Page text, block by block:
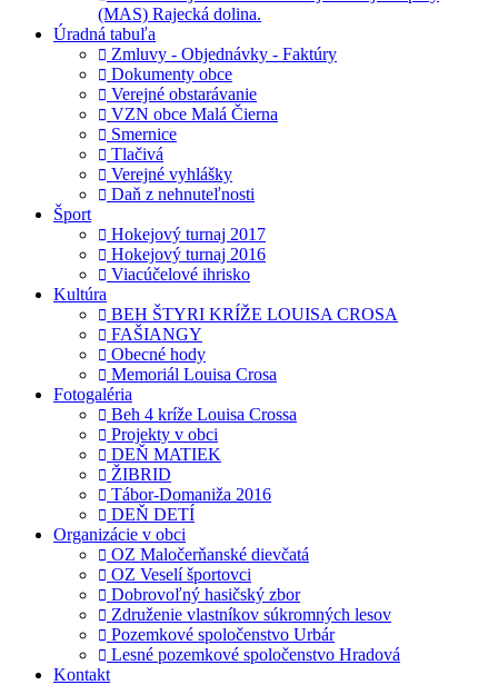
(MAS) Rajecká dolina.
Úradná tabuľa
Zmluvy - Objednávky - Faktúry
Dokumenty obce
Verejné obstarávanie
VZN obce Malá Čierna
Smernice
Tlačivá
Verejné vyhlášky
Daň z nehnuteľnosti
Šport
Hokejový turnaj 2017
Hokejový turnaj 2016
Viacúčelové ihrisko
Kultúra
BEH ŠTYRI KRÍŽE LOUISA CROSA
FAŠIANGY
Obecné hody
Memoriál Louisa Crosa
Fotogaléria
Beh 4 kríže Louisa Crossa
Projekty v obci
DEŇ MATIEK
ŽIBRID
Tábor-Domaniža 2016
DEŇ DETÍ
Organizácie v obci
OZ Maločerňanské dievčatá
OZ Veselí športovci
Dobrovoľný hasičský zbor
Združenie vlastníkov súkromných lesov
Pozemkové spoločenstvo Urbár
Lesné pozemkové spoločenstvo Hradová
Kontakt